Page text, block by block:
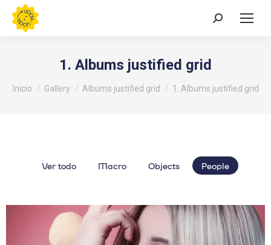
Buscar:
1. Albums justified grid
Estás aquí:
Inicio Gallery Albums justified grid 1. Albums justified grid
Ver todo Macro Objects People